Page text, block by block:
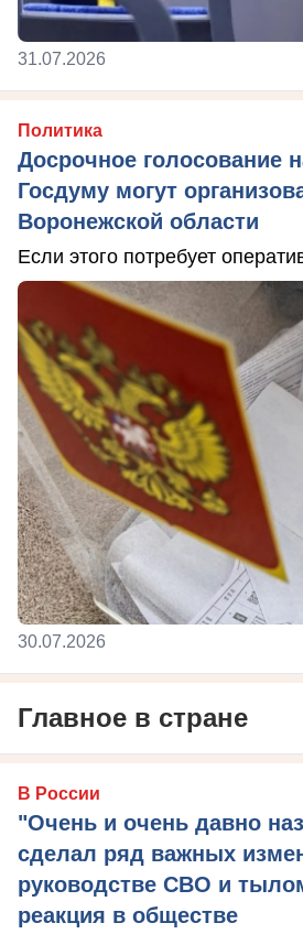
31.07.2026
Политика
Досрочное голосование
Госдуму могут
Воронежской области
Если этого потребует
30.07.2026
Главное в стране
В России
"Очень и очень давно
сделал ряд важных
руководстве СВО и
реакция в обществе